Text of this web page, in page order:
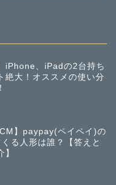
iPhone、iPadの2台持ち
絶大！オススメの使い分
CM】paypay(ペイペイ)の
る人形は誰？【答えと
】